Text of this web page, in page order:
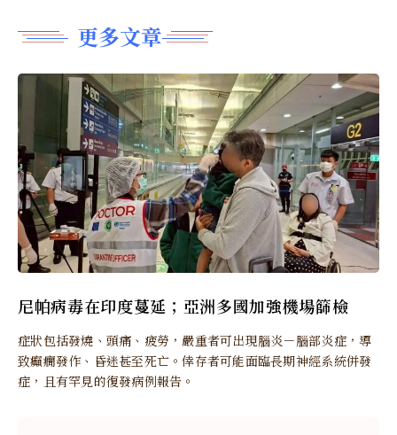
更多文章
尼帕病毒在印度蔓延；亞洲多國加強機場篩檢
症狀包括發燒、頭痛、疲勞，嚴重者可出現腦炎－腦部炎症，導
致癲癇發作、昏迷甚至死亡。倖存者可能面臨長期神經系統併發
症，且有罕見的復發病例報告。